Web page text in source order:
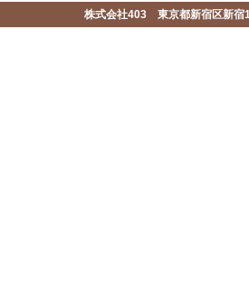
株式会社403 東京都新宿区新